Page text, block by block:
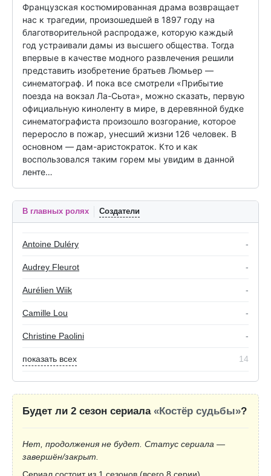
Французская костюмированная драма возвращает
нас к трагедии, произошедшей в 1897 году на
благотворительной распродаже, которую каждый
год устраивали дамы из высшего общества. Тогда
впервые в качестве модного развлечения решили
представить изобретение братьев Люмьер —
синематограф. И пока все смотрели «Прибытие
поезда на вокзал Ла-Сьота», можно сказать, первую
официальную киноленту в мире, в деревянной будке
синематографиста произошло возгорание, которое
переросло в пожар, унесший жизни 126 человек. В
основном — дам-аристократок. Кто и как
воспользовался таким горем мы увидим в данной
ленте…
В главных ролях Создатели
Antoine Duléry -
Audrey Fleurot -
Aurélien Wiik -
Camille Lou -
Christine Paolini -
показать всех 14
Будет ли 2 сезон сериала «Костёр судьбы»?
Нет, продолжения не будет. Статус сериала —
завершён/закрыт.